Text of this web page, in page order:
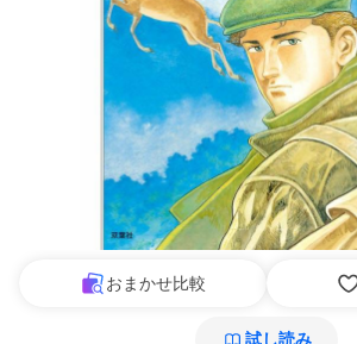
おまかせ比較
試し読み